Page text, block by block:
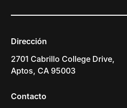
Dirección
2701 Cabrillo College Drive,
Aptos, CA 95003
Contacto